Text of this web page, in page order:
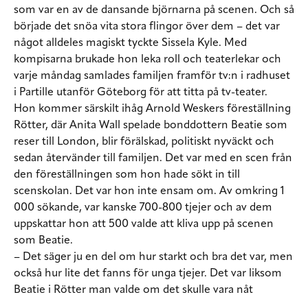
som var en av de dansande björnarna på scenen. Och så
började det snöa vita stora flingor över dem – det var
något alldeles magiskt tyckte Sissela Kyle. Med
kompisarna brukade hon leka roll och teaterlekar och
varje måndag samlades familjen framför tv:n i radhuset
i Partille utanför Göteborg för att titta på tv-teater.
Hon kommer särskilt ihåg Arnold Weskers föreställning
Rötter, där Anita Wall spelade bonddottern Beatie som
reser till London, blir förälskad, politiskt nyväckt och
sedan återvänder till familjen. Det var med en scen från
den föreställningen som hon hade sökt in till
scenskolan. Det var hon inte ensam om. Av omkring 1
000 sökande, var kanske 700-800 tjejer och av dem
uppskattar hon att 500 valde att kliva upp på scenen
som Beatie.
– Det säger ju en del om hur starkt och bra det var, men
också hur lite det fanns för unga tjejer. Det var liksom
Beatie i Rötter man valde om det skulle vara nåt